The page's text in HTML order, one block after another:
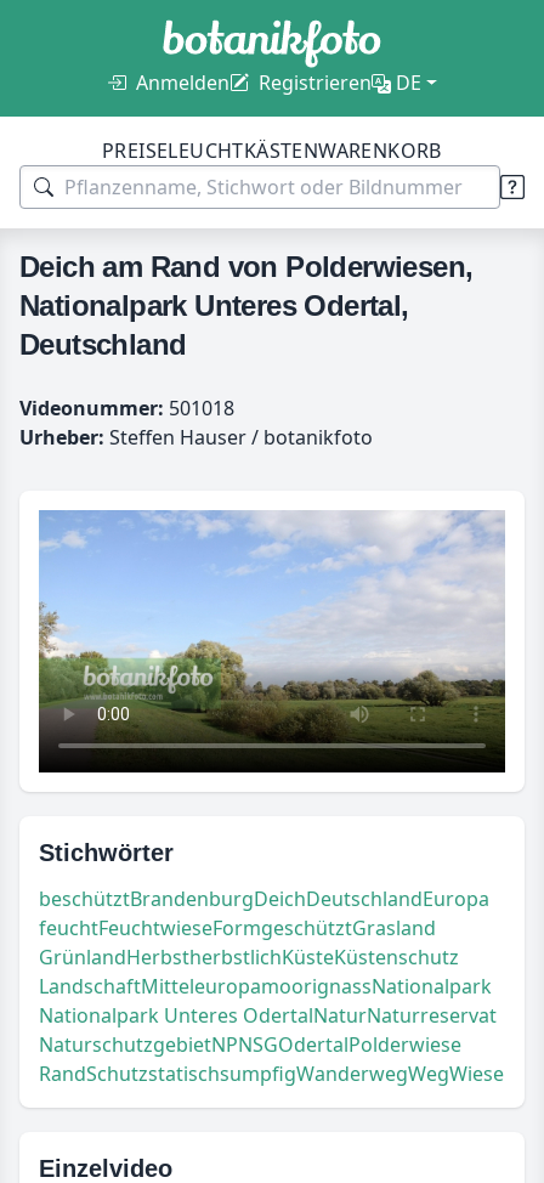
Anmelden Registrieren DE
PREISELEUCHTKÄSTENWARENKORB
Deich am Rand von Polderwiesen,
Nationalpark Unteres Odertal,
Deutschland
Videonummer: 501018
Urheber: Steffen Hauser / botanikfoto
Stichwörter
beschütztBrandenburgDeichDeutschlandEuropa
feuchtFeuchtwieseFormgeschütztGrasland
GrünlandHerbstherbstlichKüsteKüstenschutz
LandschaftMitteleuropamoorignassNationalpark
Nationalpark Unteres OdertalNaturNaturreservat
NaturschutzgebietNPNSGOdertalPolderwiese
RandSchutzstatischsumpfigWanderwegWegWiese
Einzelvideo